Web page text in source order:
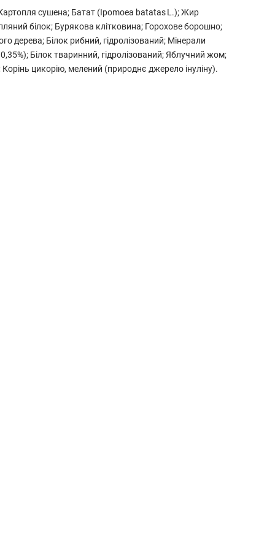
сушена; Батат (Ipomoea batatas L.); Жир
білок; Бурякова клітковина; Горохове борошно;
дерева; Білок рибний, гідролізований; Мінерали
Білок тваринний, гідролізований; Яблучний жом;
цикорію, мелений (природнє джерело інуліну).